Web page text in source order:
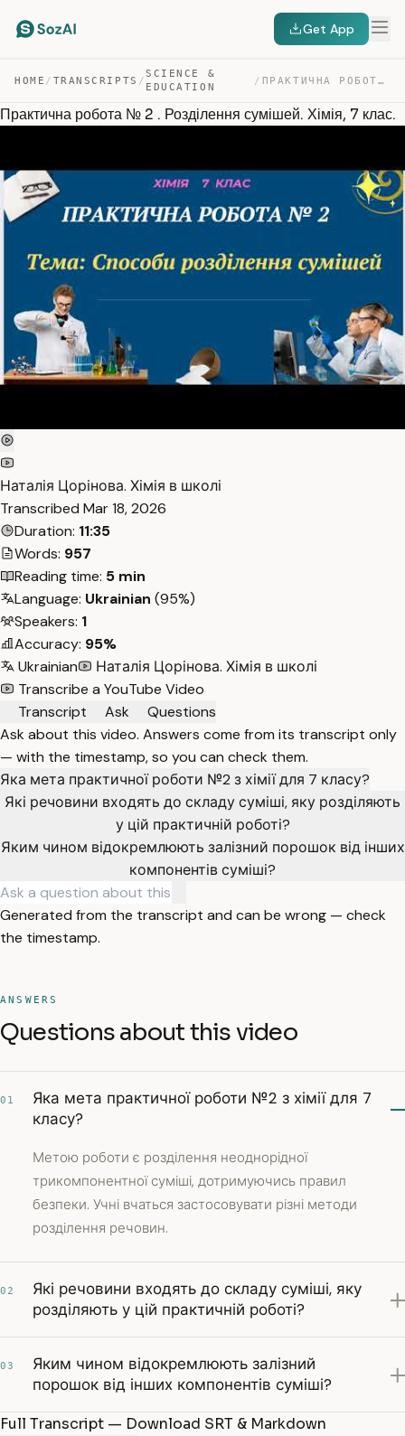
Get App
HOME / TRANSCRIPTS /
SCIENCE &
EDUCATION
/ ПРАКТИЧНА РОБОТА № 2 . РОЗДІЛЕННЯ СУМІШЕЙ. ХІМІЯ, 7 КЛАС. — TRANSCRIPT
Практична робота № 2 . Розділення сумішей. Хімія, 7 клас.
Наталія Цорінова. Хімія в школі
Transcribed Mar 18, 2026
Duration: 11:35
Words: 957
Reading time: 5 min
Language: Ukrainian (95%)
Speakers: 1
Accuracy: 95%
Ukrainian
Наталія Цорінова. Хімія в школі
Transcribe a YouTube Video
Transcript
Ask
Questions
Ask about this video. Answers come from its transcript only
— with the timestamp, so you can check them.
Яка мета практичної роботи №2 з хімії для 7 класу?
Які речовини входять до складу суміші, яку розділяють
у цій практичній роботі?
Яким чином відокремлюють залізний порошок від інших
компонентів суміші?
Generated from the transcript and can be wrong — check
the timestamp.
ANSWERS
Questions about this video
01
Яка мета практичної роботи №2 з хімії для 7
класу?
Метою роботи є розділення неоднорідної
трикомпонентної суміші, дотримуючись правил
безпеки. Учні вчаться застосовувати різні методи
розділення речовин.
02
Які речовини входять до складу суміші, яку
розділяють у цій практичній роботі?
03
Яким чином відокремлюють залізний
порошок від інших компонентів суміші?
Full Transcript — Download SRT & Markdown